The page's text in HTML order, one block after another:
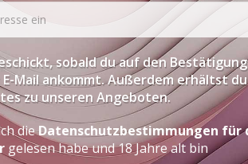
sobald du auf den
Mail ankommt. Außerdem erhältst
zu unseren Angeboten.
dieDatenschutzbestimmungen für
gelesen habe und 18 Jahre alt bin